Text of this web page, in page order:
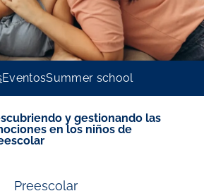
EventosSummer school
y gestionando las
en los niños de
Preescolar